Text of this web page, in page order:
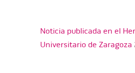
Noticia publicada en el
Universitario de Zaragoza